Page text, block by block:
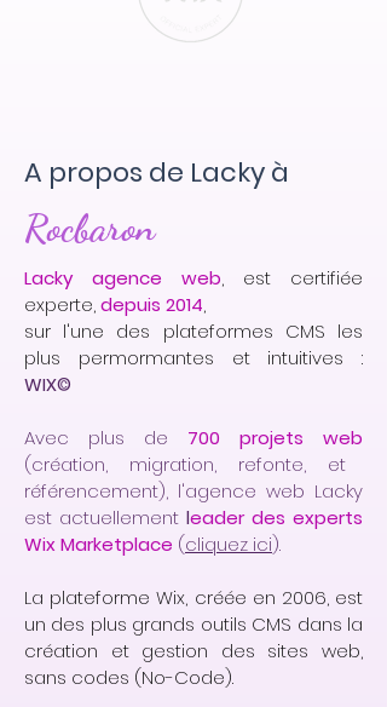
A propos de Lacky à
Rocbaron
Lacky agence web, est certifiée
experte,depuis 2014,
sur l'une des plateformes CMS les
plus permormantes et intuitives :
WIX©
Avec plus de
700 projets web
(création, migration, refonte, et
référencement), l'agence web Lacky
est actuellement leader des experts
Wix Marketplace (cliquez ici).
La plateforme Wix, créée en 2006, est
un des plus grands outils CMS dans la
création et gestion des sites web,
sans codes (No-Code).